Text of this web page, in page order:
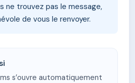
ne trouvez pas le message,
de vous le renvoyer.
s’ouvre automatiquement